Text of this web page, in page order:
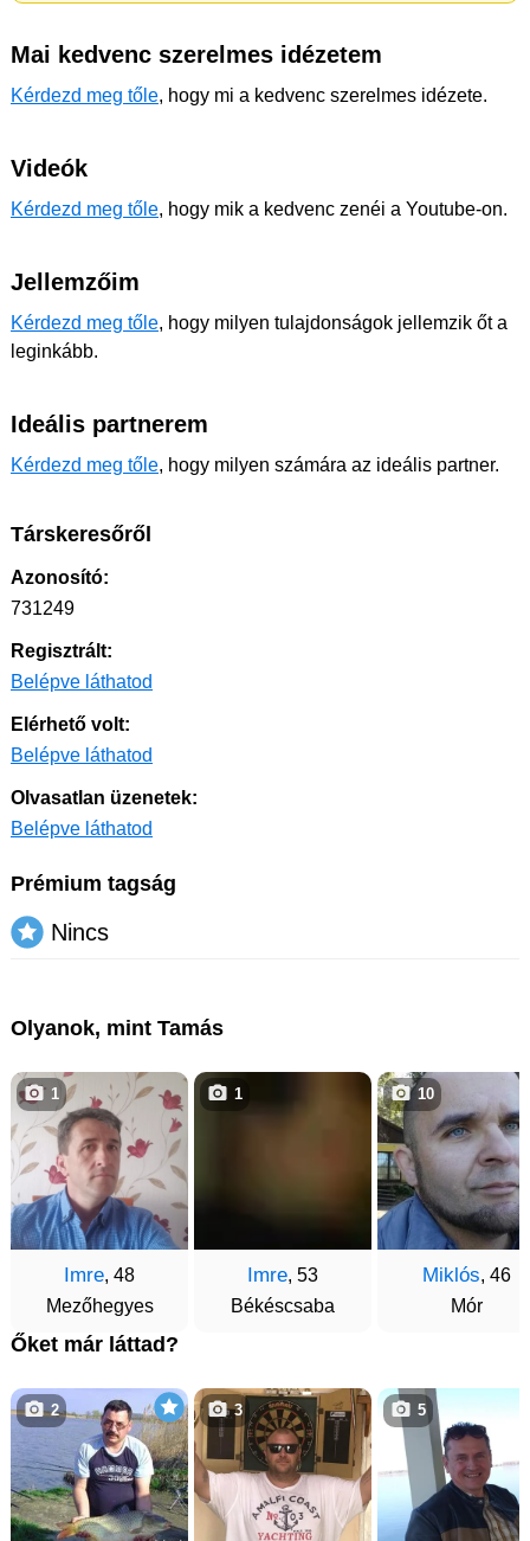
Mai kedvenc szerelmes idézetem
Kérdezd meg tőle, hogy mi a kedvenc szerelmes idézete.
Videók
Kérdezd meg tőle, hogy mik a kedvenc zenéi a Youtube-on.
Jellemzőim
Kérdezd meg tőle, hogy milyen tulajdonságok jellemzik őt a
leginkább.
Ideális partnerem
Kérdezd meg tőle, hogy milyen számára az ideális partner.
Társkeresőről
Azonosító:
731249
Regisztrált:
Belépve láthatod
Elérhető volt:
Belépve láthatod
Olvasatlan üzenetek:
Belépve láthatod
Prémium tagság
Nincs
Olyanok, mint Tamás
Imre, 48
Mezőhegyes
1
Imre, 53
Békéscsaba
1
Miklós, 46
Mór
10
Őket már láttad?
2 3 5